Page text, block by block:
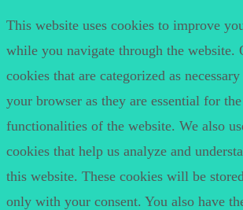
This website uses cookies to improve
while you navigate through the website.
cookies that are categorized as
your browser as they are essential for
functionalities of the website. We also
cookies that help us analyze and
this website. These cookies will be
only with your consent. You also have